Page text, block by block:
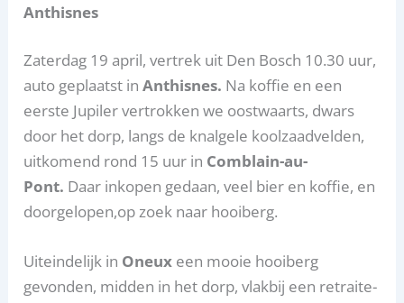
Anthisnes
Zaterdag 19 april, vertrek uit Den Bosch 10.30 uur,
auto geplaatst inAnthisnes. Na koffie en een
eerste Jupiler vertrokken we oostwaarts, dwars
door het dorp, langs de knalgele koolzaadvelden,
uitkomend rond 15 uur in Comblain-au-
Pont. Daar inkopen gedaan, veel bier en koffie, en
doorgelopen,op zoek naar hooiberg.
Uiteindelijk in Oneux een mooie hooiberg
gevonden, midden in het dorp, vlakbij een retraite-